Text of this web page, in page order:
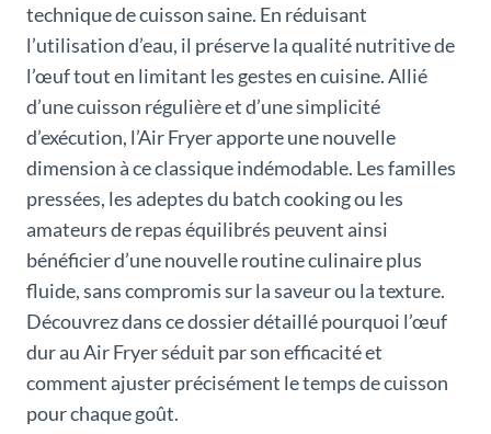
technique de cuisson saine. En réduisant
l’utilisation d’eau, il préserve la qualité nutritive de
l’œuf tout en limitant les gestes en cuisine. Allié
d’une cuisson régulière et d’une simplicité
d’exécution, l’Air Fryer apporte une nouvelle
dimension à ce classique indémodable. Les familles
pressées, les adeptes du batch cooking ou les
amateurs de repas équilibrés peuvent ainsi
bénéficier d’une nouvelle routine culinaire plus
fluide, sans compromis sur la saveur ou la texture.
Découvrez dans ce dossier détaillé pourquoi l’œuf
dur au Air Fryer séduit par son efficacité et
comment ajuster précisément le temps de cuisson
pour chaque goût.